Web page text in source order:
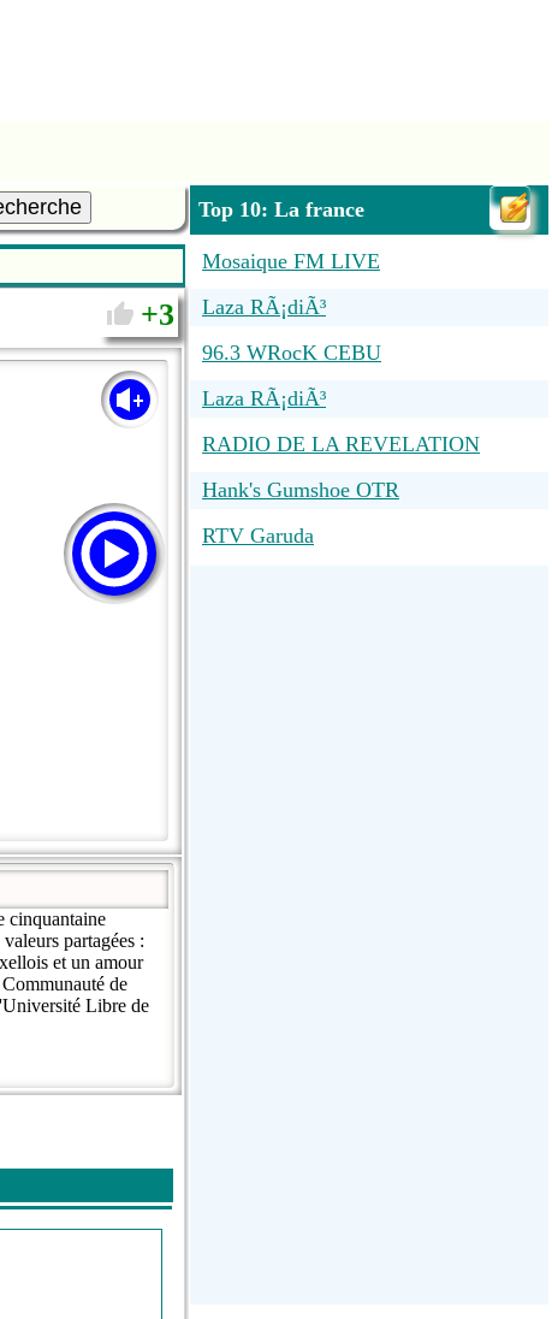
3
cinquantaine
partagées :
et un amour
de
Libre de
Top 10: La france
Mosaique FM LIVE
Laza RÃ¡diÃ³
96.3 WRocK CEBU
Laza RÃ¡diÃ³
RADIO DE LA REVELATION
Hank's Gumshoe OTR
RTV Garuda